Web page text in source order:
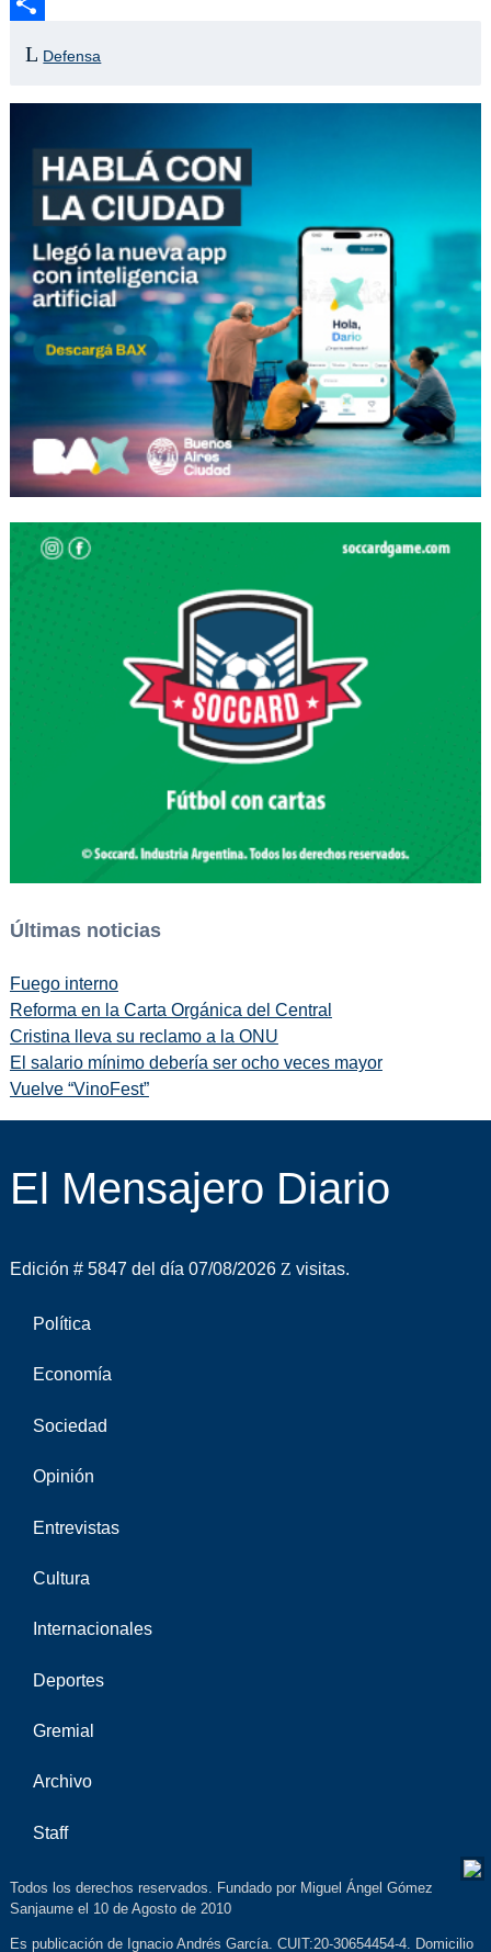
Defensa
Últimas noticias
Fuego interno
Reforma en la Carta Orgánica del Central
Cristina lleva su reclamo a la ONU
El salario mínimo debería ser ocho veces mayor
Vuelve “VinoFest”
El Mensajero Diario
Edición # 5847 del día 07/08/2026 visitas.
Política
Economía
Sociedad
Opinión
Entrevistas
Cultura
Internacionales
Deportes
Gremial
Archivo
Staff
Todos los derechos reservados. Fundado por Miguel Ángel Gómez
Sanjaume el 10 de Agosto de 2010
Es publicación de Ignacio Andrés García. CUIT:20-30654454-4. Domicilio